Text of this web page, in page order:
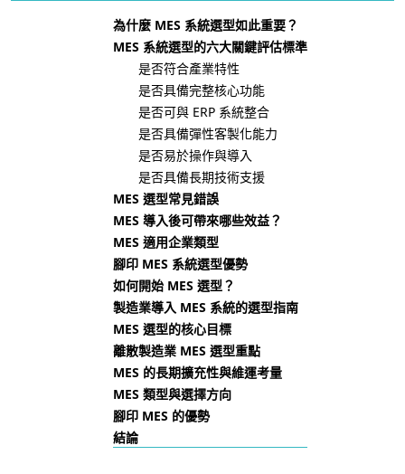
為什麼 MES 系統選型如此重要？
MES 系統選型的六大關鍵評估標準
是否符合產業特性
是否具備完整核心功能
是否可與 ERP 系統整合
是否具備彈性客製化能力
是否易於操作與導入
是否具備長期技術支援
MES 選型常見錯誤
MES 導入後可帶來哪些效益？
MES 適用企業類型
腳印 MES 系統選型優勢
如何開始 MES 選型？
製造業導入 MES 系統的選型指南
MES 選型的核心目標
離散製造業 MES 選型重點
MES 的長期擴充性與維運考量
MES 類型與選擇方向
腳印 MES 的優勢
結論